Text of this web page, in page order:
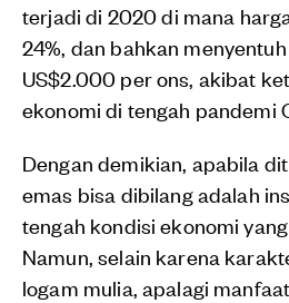
terjadi di 2020 di mana
24%, dan bahkan
US$2.000 per ons, akibat
ekonomi di tengah pandemi
Dengan demikian, apabila
emas bisa dibilang adalah
tengah kondisi ekonomi
Namun, selain karena
logam mulia, apalagi